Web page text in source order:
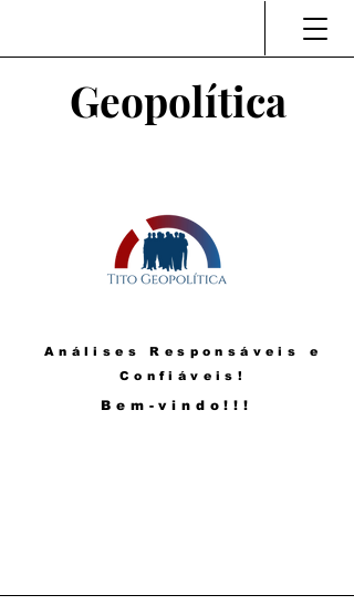
Geopolítica
Análises Responsáveis e
Confiáveis!
Bem-vindo!!!